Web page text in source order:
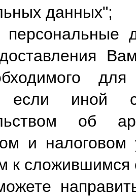
данных";
если иной
и
к сложившимся